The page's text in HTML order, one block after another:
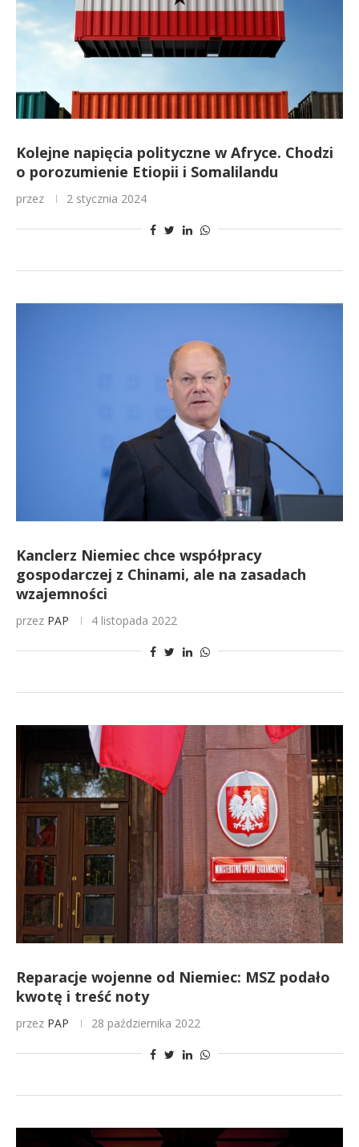
Kolejne napięcia polityczne w Afryce. Chodzi
o porozumienie Etiopii i Somalilandu
przez 2 stycznia 2024
Kanclerz Niemiec chce współpracy
gospodarczej z Chinami, ale na zasadach
wzajemności
przez PAP 4 listopada 2022
Reparacje wojenne od Niemiec: MSZ podało
kwotę i treść noty
przez PAP 28 października 2022